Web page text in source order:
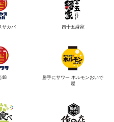
サカバ 四十五縁家
48
勝手にサワー ホルモンおいで
屋